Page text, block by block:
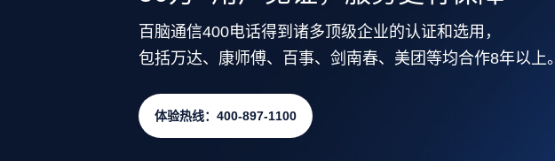
百脑通信400电话得到诸多顶级企业的认证和选用，
包括万达、康师傅、百事、剑南春、美团等均合作8年以上。
体验热线：400-897-1100